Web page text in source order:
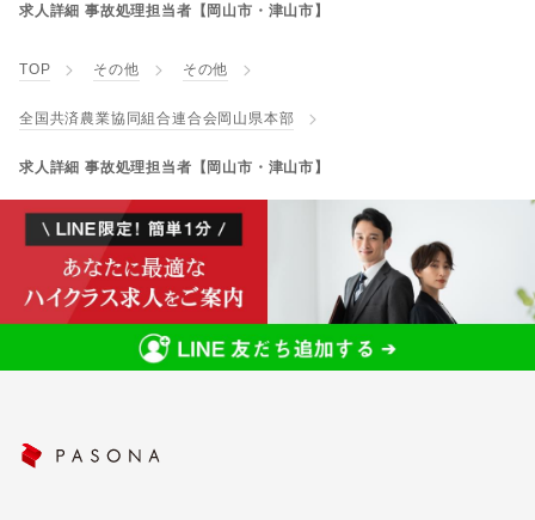
求人詳細 事故処理担当者【岡山市・津山市】
TOP その他 その他
全国共済農業協同組合連合会岡山県本部
求人詳細 事故処理担当者【岡山市・津山市】